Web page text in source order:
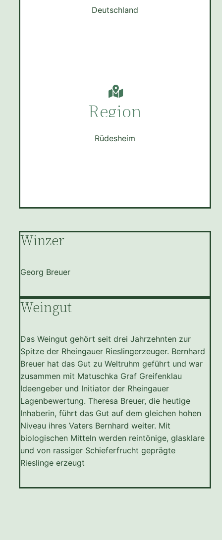
Deutschland
Region
Rüdesheim
Winzer
Georg Breuer
Weingut
Das Weingut gehört seit drei Jahrzehnten zur
Spitze der Rheingauer Rieslingerzeuger. Bernhard
Breuer hat das Gut zu Weltruhm geführt und war
zusammen mit Matuschka Graf Greifenklau
Ideengeber und Initiator der Rheingauer
Lagenbewertung. Theresa Breuer, die heutige
Inhaberin, führt das Gut auf dem gleichen hohen
Niveau ihres Vaters Bernhard weiter. Mit
biologischen Mitteln werden reintönige, glasklare
und von rassiger Schieferfrucht geprägte
Rieslinge erzeugt